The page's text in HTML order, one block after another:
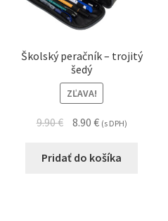
Školský peračník – trojitý
šedý
ZĽAVA!
9.90€ 8.90 € (s DPH)
Pridať do košíka